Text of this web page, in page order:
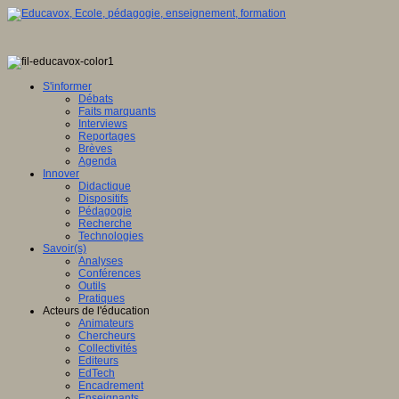
S'informer
Débats
Faits marquants
Interviews
Reportages
Brèves
Agenda
Innover
Didactique
Dispositifs
Pédagogie
Recherche
Technologies
Savoir(s)
Analyses
Conférences
Outils
Pratiques
Acteurs de l'éducation
Animateurs
Chercheurs
Collectivités
Editeurs
EdTech
Encadrement